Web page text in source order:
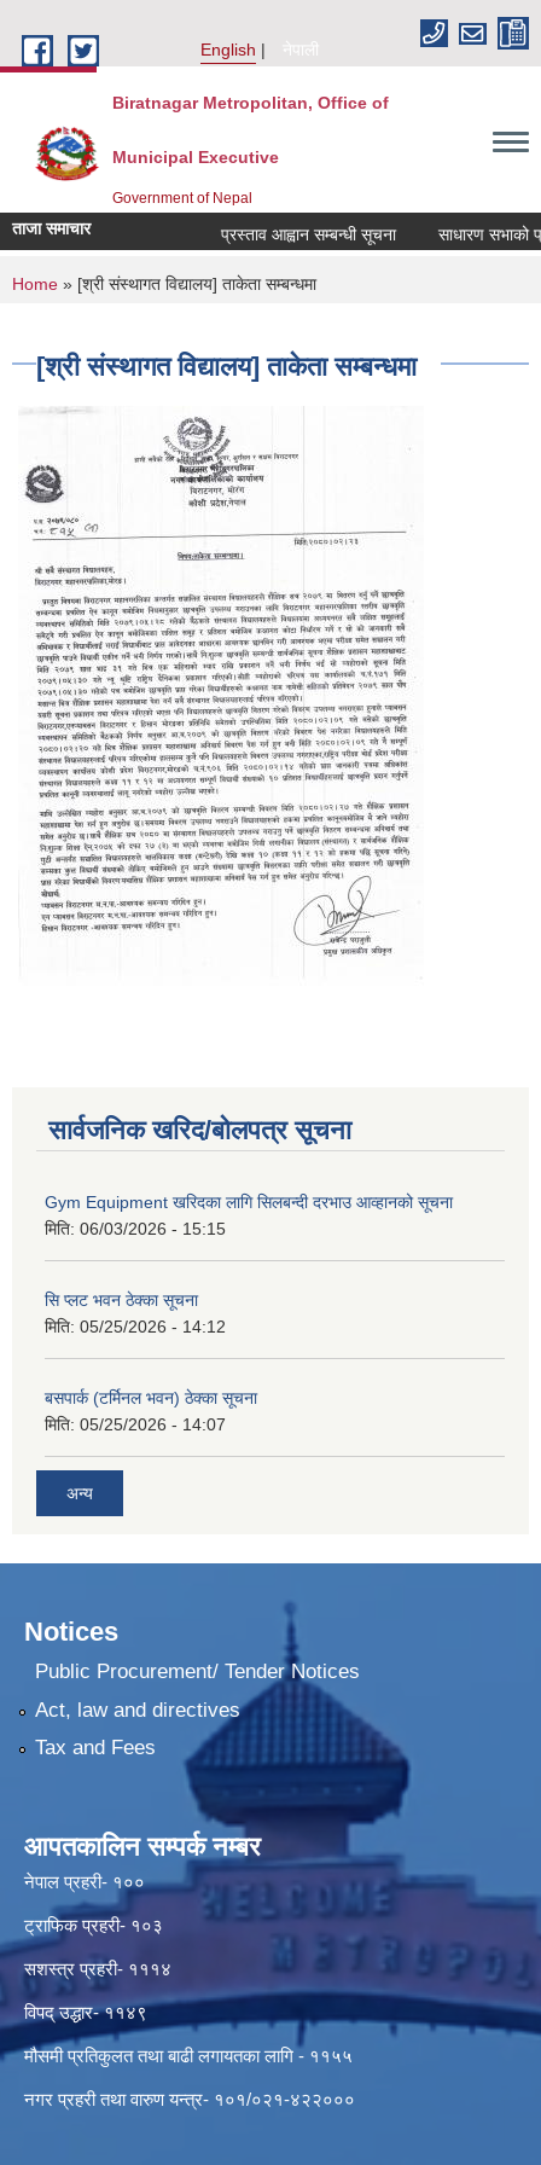
English
नेपाली
Biratnagar Metropolitan, Office of
Municipal Executive
Government of Nepal
ताजा समाचार प्रस्ताव आह्वान सम्बन्धी सूचना साधारण सभाको
You are here
Home » [श्री संस्थागत विद्यालय] ताकेता सम्बन्धमा
[श्री संस्थागत विद्यालय] ताकेता सम्बन्धमा
सार्वजनिक खरिद/बोलपत्र सूचना
Gym Equipment खरिदका लागि सिलबन्दी दरभाउ आव्हानको सूचना
मिति: 06/03/2026 - 15:15
सि प्लट भवन ठेक्का सूचना
मिति: 05/25/2026 - 14:12
बसपार्क (टर्मिनल भवन) ठेक्का सूचना
मिति: 05/25/2026 - 14:07
अन्य
Notices
Public Procurement/ Tender Notices
Act, law and directives
Tax and Fees
आपतकालिन सम्पर्क नम्बर
नेपाल प्रहरी- १००
ट्राफिक प्रहरी- १०३
सशस्त्र प्रहरी- १११४
विपद् उद्धार- ११४९
मौसमी प्रतिकुलत तथा बाढी लगायतका लागि - ११५५
नगर प्रहरी तथा वारुण यन्त्र- १०१/०२१-४२२०००